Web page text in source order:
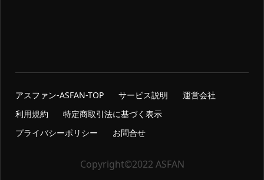
アスファン-ASFAN-TOP サービス説明
運営会社
利用規約
特定商取引法に基づく表示
プライバシーポリシー
お問合せ
Copyright©2022 ASFAN